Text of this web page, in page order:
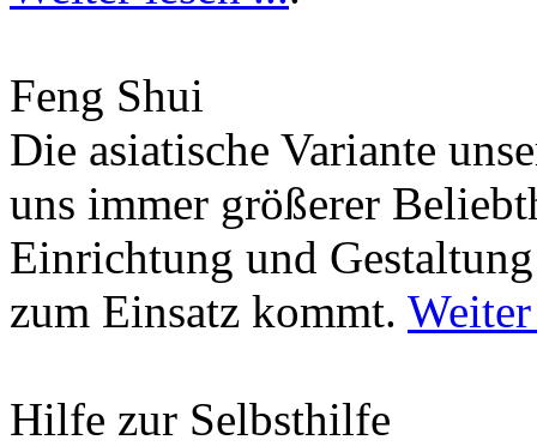
Feng Shui
Die asiatische Variante
uns immer größerer
Einrichtung und
zum Einsatz kommt.
Hilfe zur Selbsthilfe